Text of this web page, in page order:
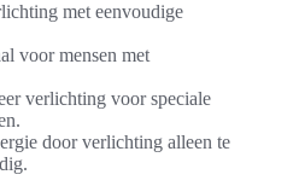
met eenvoudige
voor mensen met
verlichting voor speciale
door verlichting alleen te